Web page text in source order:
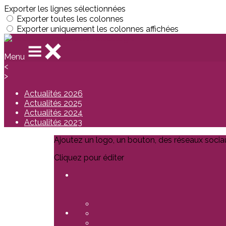
Exporter les lignes sélectionnées
Exporter toutes les colonnes
Exporter uniquement les colonnes affichées
Menu
<
>
Actualités 2026
Actualités 2025
Actualités 2024
Actualités 2023
Ajoutez un logo, un bouton, des réseaux
Cliquez pour éditer